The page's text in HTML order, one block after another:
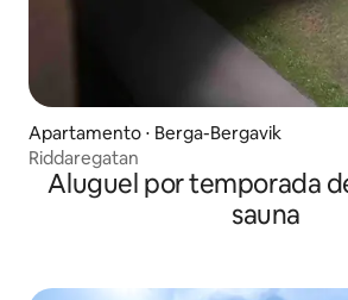
Apartamento ⋅ Berga-Bergavik
Riddaregatan
Aluguel por temporada
sauna